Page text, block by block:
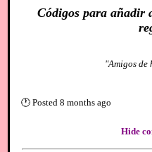
Códigos para añadir
"Amigos de
🕐 Posted 8 months ago
Hide